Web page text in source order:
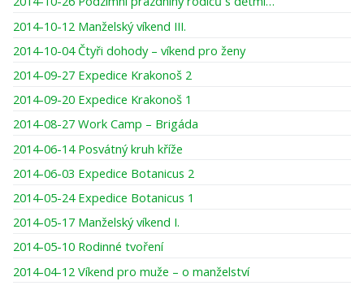
2014-10-12 Manželský víkend III.
2014-10-04 Čtyři dohody – víkend pro ženy
2014-09-27 Expedice Krakonoš 2
2014-09-20 Expedice Krakonoš 1
2014-08-27 Work Camp – Brigáda
2014-06-14 Posvátný kruh kříže
2014-06-03 Expedice Botanicus 2
2014-05-24 Expedice Botanicus 1
2014-05-17 Manželský víkend I.
2014-05-10 Rodinné tvoření
2014-04-12 Víkend pro muže – o manželství